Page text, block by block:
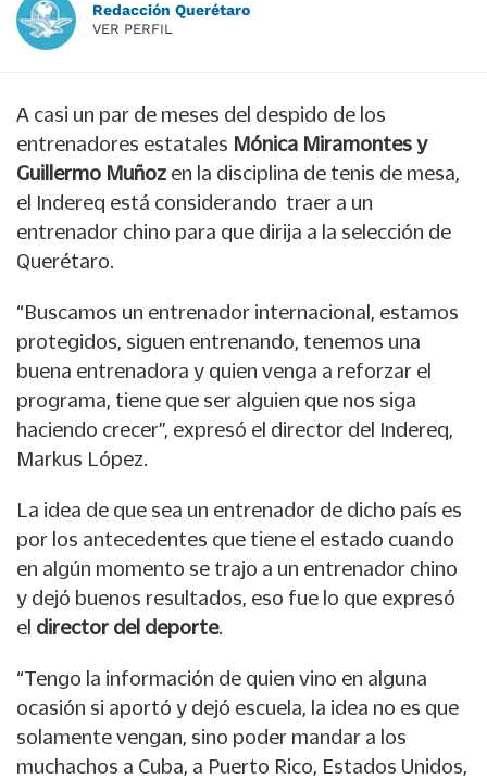
Redacción Querétaro
VER PERFIL
A casi un par de meses del despido de los
entrenadores estatales Mónica Miramontes y
Guillermo Muñoz en la disciplina de tenis de mesa,
el Indereq está considerando traer a un
entrenador chino para que dirija a la selección de
Querétaro.
“Buscamos un entrenador internacional, estamos
protegidos, siguen entrenando, tenemos una
buena entrenadora y quien venga a reforzar el
programa, tiene que ser alguien que nos siga
haciendo crecer”, expresó el director del Indereq,
Markus López.
La idea de que sea un entrenador de dicho país es
por los antecedentes que tiene el estado cuando
en algún momento se trajo a un entrenador chino
y dejó buenos resultados, eso fue lo que expresó
el director del deporte.
“Tengo la información de quien vino en alguna
ocasión si aportó y dejó escuela, la idea no es que
solamente vengan, sino poder mandar a los
muchachos a Cuba, a Puerto Rico, Estados Unidos,